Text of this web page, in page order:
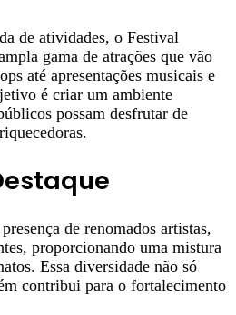
de atividades, o Festival
gama de atrações que vão
até apresentações musicais e
é criar um ambiente
possam desfrutar de
de renomados artistas,
proporcionando uma mistura
Essa diversidade não só
contribui para o fortalecimento